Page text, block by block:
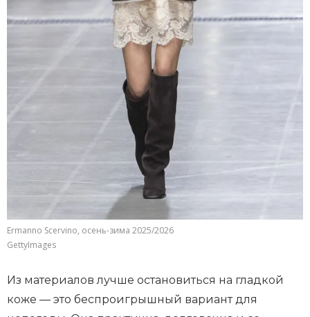
Ermanno Scervino, осень-зима 2025/2026
GettyImages
Из материалов лучше остановиться на гладкой
коже — это беспроигрышный вариант для